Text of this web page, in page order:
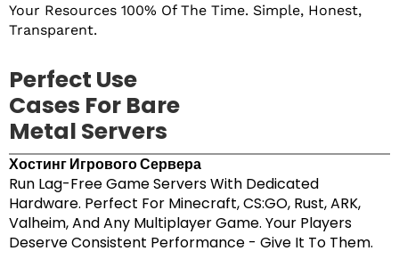
Your Resources 100% Of The Time. Simple, Honest,
Transparent.
Perfect Use
Cases For Bare
Metal Servers
Хостинг Игрового Сервера
Run Lag-Free Game Servers With Dedicated
Hardware. Perfect For Minecraft, CS:GO, Rust, ARK,
Valheim, And Any Multiplayer Game. Your Players
Deserve Consistent Performance - Give It To Them.